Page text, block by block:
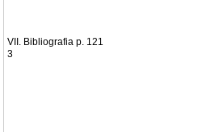
VII. Bibliografia p. 121
3